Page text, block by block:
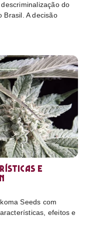
do
Brasil. A decisão
e
Seeds com
efeitos e